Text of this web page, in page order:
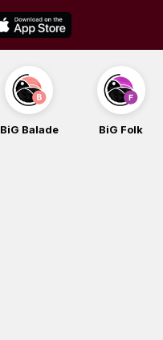
BiG Balade BiG Folk